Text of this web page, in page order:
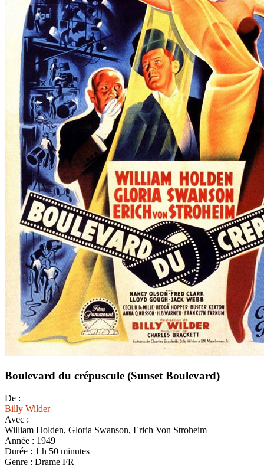
Boulevard du crépuscule (Sunset Boulevard)
De :
Billy Wilder
Avec :
William Holden, Gloria Swanson, Erich Von Stroheim
Année : 1949
Durée : 1 h 50 minutes
Genre : Drame FR